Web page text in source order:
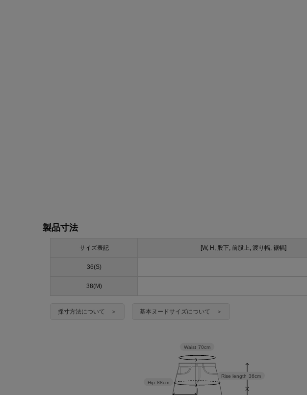
製品寸法
サイズ表記 [W, H, 股下, 前股上, 渡り幅, 裾幅]
36(S)
38(M)
採寸方法について ＞ 基本ヌードサイズについて ＞
Rise length 36cm
Hip 88cm
Waist 70cm